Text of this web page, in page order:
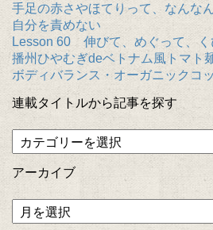
手足の赤さやほてりって、なんな
自分を責めない
Lesson 60 伸びて、めぐって、く
播州ひやむぎdeベトナム風トマト
ボディバランス・オーガニックコ
連載タイトルから記事を探す
アーカイブ